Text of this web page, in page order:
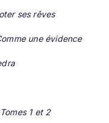
ses rêves
une évidence
1 et 2